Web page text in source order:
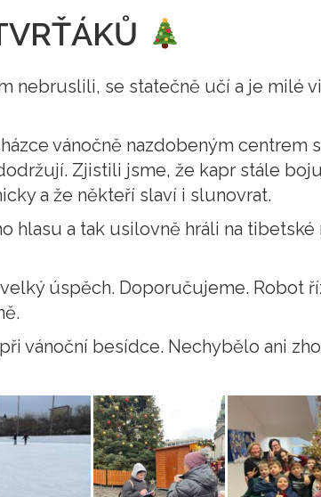
nebruslili, se statečně učí a je milé
vánočně nazdobeným centrem
Zjistili jsme, že kapr stále
a že někteří slaví i slunovrat.
hlasu a tak usilovně hráli na tibetské
úspěch. Doporučujeme. Robot
vánoční besídce. Nechybělo ani